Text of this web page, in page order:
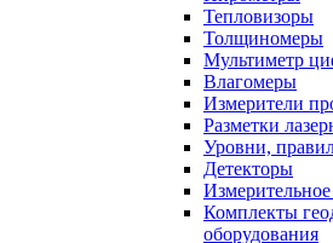
Тепловизоры
Толщиномеры
Мультиметр
Влагомеры
Измерители
Разметки
Уровни,
Детекторы
Измерительное
Комплекты
оборудования